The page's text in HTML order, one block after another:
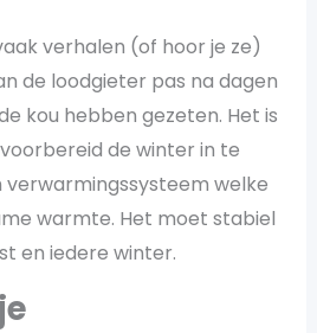
verhalen (of hoor je ze)
de loodgieter pas na dagen
kou hebben gezeten. Het is
de winter in te
verwarmingssysteem welke
warmte. Het moet stabiel
en iedere winter.